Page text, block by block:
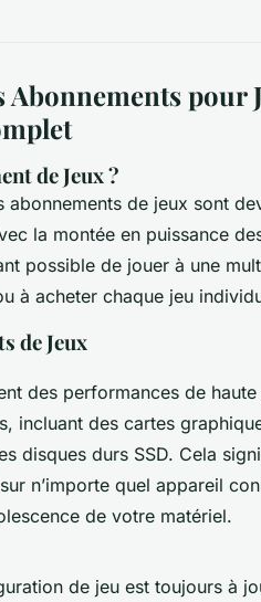
pour
de Jeux ?
de jeux sont
la montée en puissance
possible de jouer à une
à acheter chaque jeu
de Jeux
des performances de
incluant des cartes
disques durs SSD. Cela
n’importe quel appareil
de votre matériel.
de jeu est toujours à